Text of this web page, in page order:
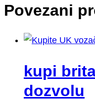
Povezani
kupi
dozvolu